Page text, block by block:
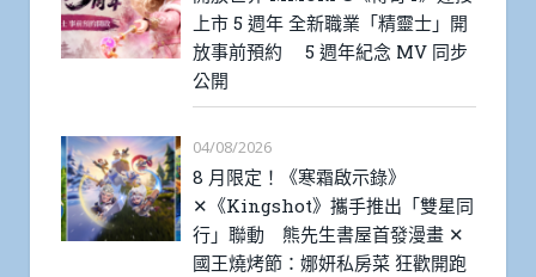
上市 5 週年 全新職業「精靈士」開
放事前預約 5 週年紀念 MV 同步
公開
04/08/2026
8 月限定！《寒霜啟示錄》
✕《Kingshot》攜手推出「雙星同
行」聯動 熊先生書屋首發漫畫 ✕
國王燒烤節：娜妍私房菜 狂歡開跑